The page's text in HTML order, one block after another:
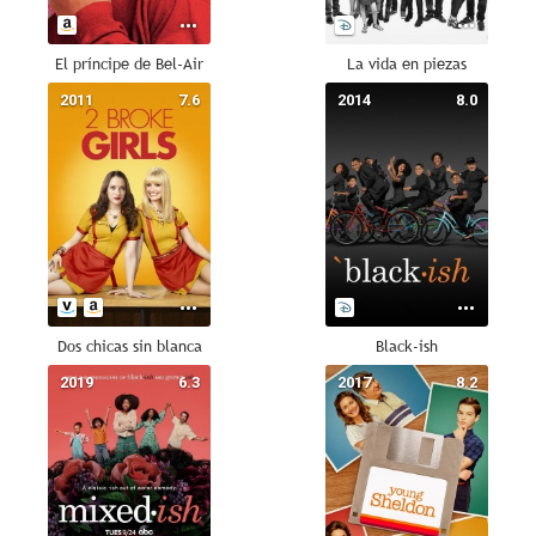
El príncipe de Bel-Air La vida en piezas
7.6
2011
Dos chicas sin blanca
8.0
2014
Black-ish
6.3
2019 8.2
2017